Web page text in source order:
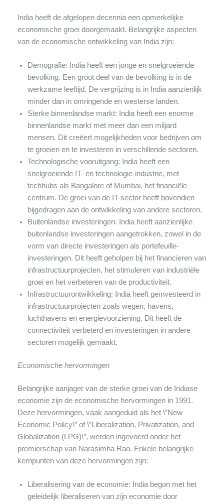
India heeft de afgelopen decennia een opmerkelijke
economische groei doorgemaakt. Belangrijke aspecten
van de economische ontwikkeling van India zijn:
Demografie: India heeft een jonge en snelgroeiende
bevolking. Een groot deel van de bevolking is in de
werkzame leeftijd. De vergrijzing is in India aanzienlijk
minder dan in omringende en westerse landen.
Sterke binnenlandse markt: India heeft een enorme
binnenlandse markt met meer dan een miljard
mensen. Dit creëert mogelijkheden voor bedrijven om
te groeien en te investeren in verschillende sectoren.
Technologische vooruitgang: India heeft een
snelgroeiende IT- en technologie-industrie, met
techhubs als Bangalore of Mumbai, het financiële
centrum. De groei van de IT-sector heeft bovendien
bijgedragen aan de ontwikkeling van andere sectoren.
Buitenlandse investeringen: India heeft aanzienlijke
buitenlandse investeringen aangetrokken, zowel in de
vorm van directe investeringen als portefeuille-
investeringen. Dit heeft geholpen bij het financieren van
infrastructuurprojecten, het stimuleren van industriële
groei en het verbeteren van de productiviteit.
Infrastructuurontwikkeling: India heeft geïnvesteerd in
infrastructuurprojecten zoals wegen, havens,
luchthavens en energievoorziening. Dit heeft de
connectiviteit verbeterd en investeringen in andere
sectoren mogelijk gemaakt.
Economische hervormingen
Belangrijke aanjager van de sterke groei van de Indiase
economie zijn de economische hervormingen in 1991.
Deze hervormingen, vaak aangeduid als het \”New
Economic Policy\” of \”Liberalization, Privatization, and
Globalization (LPG)\”, werden ingevoerd onder het
premierschap van Narasimha Rao. Enkele belangrijke
kernpunten van deze hervormingen zijn:
Liberalisering van de economie: India begon met het
geleidelijk liberaliseren van zijn economie door